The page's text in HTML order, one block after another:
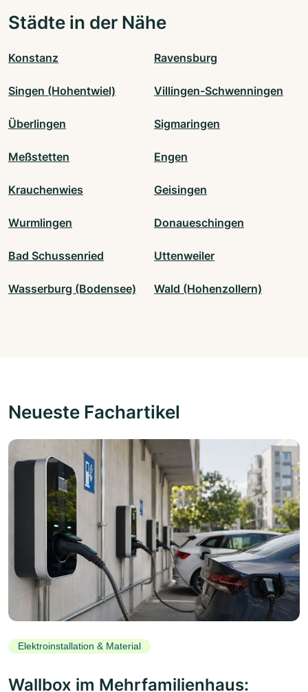
Städte in der Nähe
Konstanz Ravensburg
Singen (Hohentwiel) Villingen-Schwenningen
Überlingen Sigmaringen
Meßstetten Engen
Krauchenwies Geisingen
Wurmlingen Donaueschingen
Bad Schussenried Uttenweiler
Wasserburg (Bodensee) Wald (Hohenzollern)
Neueste Fachartikel
Elektroinstallation & Material
Wallbox im Mehrfamilienhaus: